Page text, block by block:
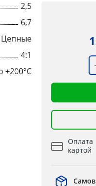
2,5
6,7
Цепные
4:1
+200°C
Оплата
картой